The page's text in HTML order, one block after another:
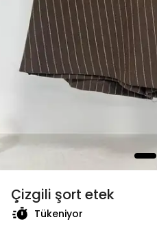
Çizgili şort etek
Tükeniyor